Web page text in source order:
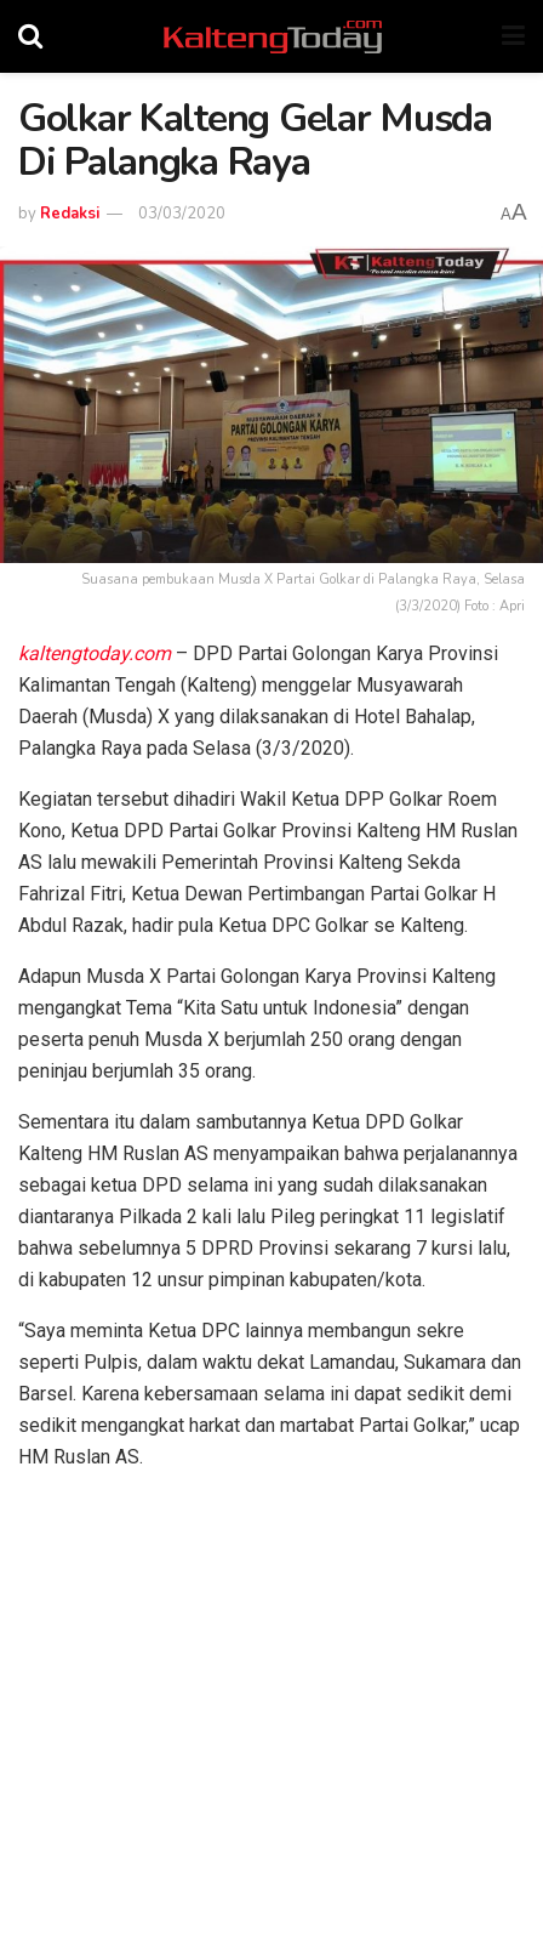
Golkar Kalteng Gelar Musda
Di Palangka Raya
by Redaksi 03/03/2020 AA
Suasana pembukaan Musda X Partai Golkar di Palangka Raya, Selasa
(3/3/2020) Foto : Apri
kaltengtoday.com– DPD Partai Golongan Karya Provinsi
Kalimantan Tengah (Kalteng) menggelar Musyawarah
Daerah (Musda) X yang dilaksanakan di Hotel Bahalap,
Palangka Raya pada Selasa (3/3/2020).
Kegiatan tersebut dihadiri Wakil Ketua DPP Golkar Roem
Kono, Ketua DPD Partai Golkar Provinsi Kalteng HM Ruslan
AS lalu mewakili Pemerintah Provinsi Kalteng Sekda
Fahrizal Fitri, Ketua Dewan Pertimbangan Partai Golkar H
Abdul Razak, hadir pula Ketua DPC Golkar se Kalteng.
Adapun Musda X Partai Golongan Karya Provinsi Kalteng
mengangkat Tema “Kita Satu untuk Indonesia” dengan
peserta penuh Musda X berjumlah 250 orang dengan
peninjau berjumlah 35 orang.
Sementara itu dalam sambutannya Ketua DPD Golkar
Kalteng HM Ruslan AS menyampaikan bahwa perjalanannya
sebagai ketua DPD selama ini yang sudah dilaksanakan
diantaranya Pilkada 2 kali lalu Pileg peringkat 11 legislatif
bahwa sebelumnya 5 DPRD Provinsi sekarang 7 kursi lalu,
di kabupaten 12 unsur pimpinan kabupaten/kota.
“Saya meminta Ketua DPC lainnya membangun sekre
seperti Pulpis, dalam waktu dekat Lamandau, Sukamara dan
Barsel. Karena kebersamaan selama ini dapat sedikit demi
sedikit mengangkat harkat dan martabat Partai Golkar,” ucap
HM Ruslan AS.